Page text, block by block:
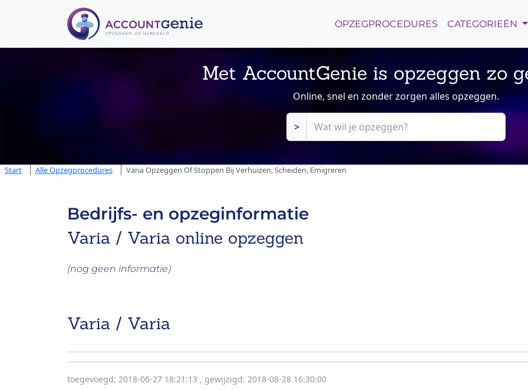
OPZEGPROCEDURES CATEGORIEËN
Met AccountGenie is opzeggen zo
Online, snel en zonder zorgen alles opzeggen.
>
Start Alle Opzegprocedures Varia Opzeggen Of Stoppen Bij Verhuizen, Scheiden, Emigreren
Bedrijfs- en opzeginformatie
Varia / Varia online opzeggen
(nog geen informatie)
Varia / Varia
toegevoegd: 2018-06-27 18:21:13 , gewijzigd: 2018-08-28 16:30:00